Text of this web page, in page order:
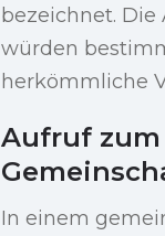
bezeichnet. Die
würden
herkömmliche
Aufruf
In einem